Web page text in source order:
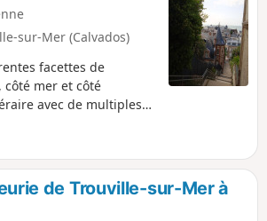
sur-Mer (Calvados)
facettes de
côté mer et côté
avec de multiples
Pour tous ceux qui ne
des quais !
de Trouville-sur-Mer à